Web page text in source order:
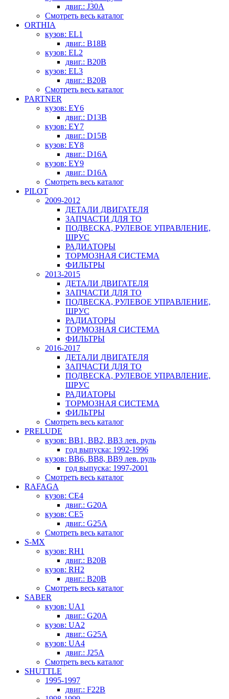
двиг.: J30A
Смотреть весь каталог
ORTHIA
кузов: EL1
двиг.: B18B
кузов: EL2
двиг.: B20B
кузов: EL3
двиг.: B20B
Смотреть весь каталог
PARTNER
кузов: EY6
двиг.: D13B
кузов: EY7
двиг.: D15B
кузов: EY8
двиг.: D16A
кузов: EY9
двиг.: D16A
Смотреть весь каталог
PILOT
2009-2012
ДЕТАЛИ ДВИГАТЕЛЯ
ЗАПЧАСТИ ДЛЯ ТО
ПОДВЕСКА, РУЛЕВОЕ УПРАВЛЕНИЕ,
ШРУС
РАДИАТОРЫ
ТОРМОЗНАЯ СИСТЕМА
ФИЛЬТРЫ
2013-2015
ДЕТАЛИ ДВИГАТЕЛЯ
ЗАПЧАСТИ ДЛЯ ТО
ПОДВЕСКА, РУЛЕВОЕ УПРАВЛЕНИЕ,
ШРУС
РАДИАТОРЫ
ТОРМОЗНАЯ СИСТЕМА
ФИЛЬТРЫ
2016-2017
ДЕТАЛИ ДВИГАТЕЛЯ
ЗАПЧАСТИ ДЛЯ ТО
ПОДВЕСКА, РУЛЕВОЕ УПРАВЛЕНИЕ,
ШРУС
РАДИАТОРЫ
ТОРМОЗНАЯ СИСТЕМА
ФИЛЬТРЫ
Смотреть весь каталог
PRELUDE
кузов: BB1, BB2, BB3 лев. руль
год выпуска: 1992-1996
кузов: BB6, BB8, BB9 лев. руль
год выпуска: 1997-2001
Смотреть весь каталог
RAFAGA
кузов: CE4
двиг.: G20A
кузов: CE5
двиг.: G25A
Смотреть весь каталог
S-MX
кузов: RH1
двиг.: B20B
кузов: RH2
двиг.: B20B
Смотреть весь каталог
SABER
кузов: UA1
двиг.: G20A
кузов: UA2
двиг.: G25A
кузов: UA4
двиг.: J25A
Смотреть весь каталог
SHUTTLE
1995-1997
двиг.: F22B